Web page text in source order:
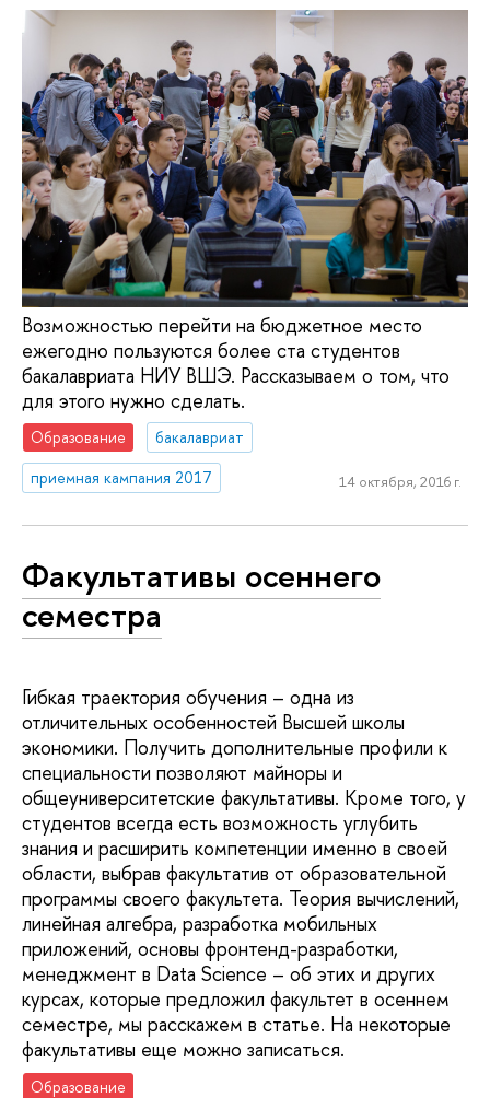
Возможностью перейти на бюджетное место
ежегодно пользуются более ста студентов
бакалавриата НИУ ВШЭ. Рассказываем о том, что
для этого нужно сделать.
Образование
бакалавриат
приемная кампания 2017
14 октября, 2016 г.
Факультативы осеннего
семестра
Гибкая траектория обучения – одна из
отличительных особенностей Высшей школы
экономики. Получить дополнительные профили к
специальности позволяют майноры и
общеуниверситетские факультативы. Кроме того, у
студентов всегда есть возможность углубить
знания и расширить компетенции именно в своей
области, выбрав факультатив от образовательной
программы своего факультета. Теория вычислений,
линейная алгебра, разработка мобильных
приложений, основы фронтенд-разработки,
менеджмент в Data Science – об этих и других
курсах, которые предложил факультет в осеннем
семестре, мы расскажем в статье. На некоторые
факультативы еще можно записаться.
Образование